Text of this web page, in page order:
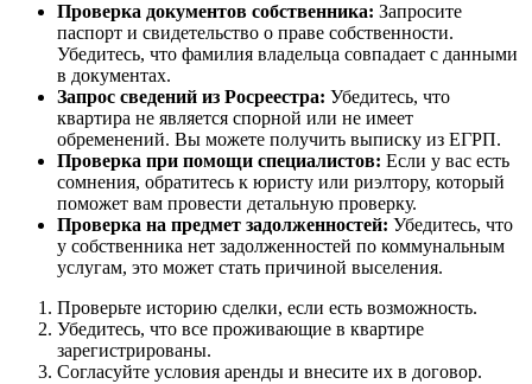
Проверка документов собственника: Запросите
паспорт и свидетельство о праве собственности.
Убедитесь, что фамилия владельца совпадает с данными
в документах.
Запрос сведений из Росреестра: Убедитесь, что
квартира не является спорной или не имеет
обременений. Вы можете получить выписку из ЕГРП.
Проверка при помощи специалистов: Если у вас есть
сомнения, обратитесь к юристу или риэлтору, который
поможет вам провести детальную проверку.
Проверка на предмет задолженностей: Убедитесь, что
у собственника нет задолженностей по коммунальным
услугам, это может стать причиной выселения.
Проверьте историю сделки, если есть возможность.
Убедитесь, что все проживающие в квартире
зарегистрированы.
Согласуйте условия аренды и внесите их в договор.